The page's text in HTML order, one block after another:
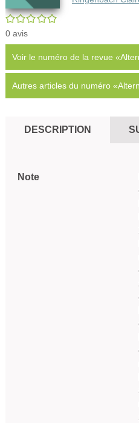
/5
0 avis
Voir le numéro de la revue
Autres articles du numéro
DESCRIPTION
Note